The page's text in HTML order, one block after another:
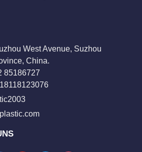
West Avenue, Suzhou
China.
85186727